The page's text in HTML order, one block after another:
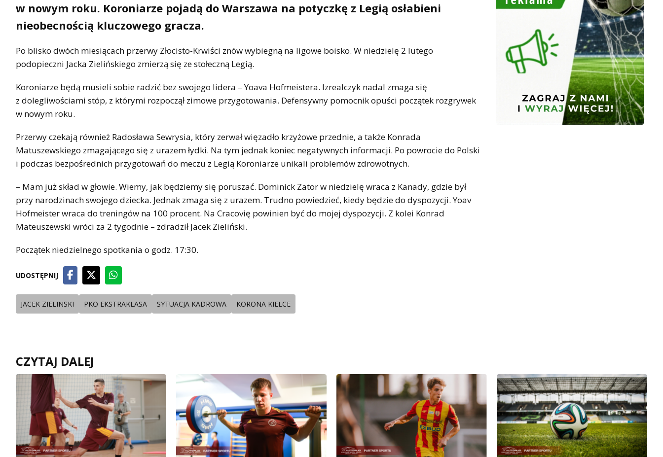
w nowym roku. Koroniarze pojadą do Warszawa na potyczkę z Legią osłabieni
nieobecnością kluczowego gracza.
Po blisko dwóch miesiącach przerwy Złocisto-Krwiści znów wybiegną na ligowe boisko. W niedzielę 2 lutego
podopieczni Jacka Zielińskiego zmierzą się ze stołeczną Legią.
Koroniarze będą musieli sobie radzić bez swojego lidera – Yoava Hofmeistera. Izrealczyk nadal zmaga się
z dolegliwościami stóp, z którymi rozpoczął zimowe przygotowania. Defensywny pomocnik opuści początek rozgrywek
w nowym roku.
Przerwy czekają również Radosława Sewrysia, który zerwał więzadło krzyżowe przednie, a także Konrada
Matuszewskiego zmagającego się z urazem łydki. Na tym jednak koniec negatywnych informacji. Po powrocie do Polski
i podczas bezpośrednich przygotowań do meczu z Legią Koroniarze unikali problemów zdrowotnych.
– Mam już skład w głowie. Wiemy, jak będziemy się poruszać. Dominick Zator w niedzielę wraca z Kanady, gdzie był
przy narodzinach swojego dziecka. Jednak zmaga się z urazem. Trudno powiedzieć, kiedy będzie do dyspozycji. Yoav
Hofmeister wraca do treningów na 100 procent. Na Cracovię powinien być do mojej dyspozycji. Z kolei Konrad
Mateuszewski wróci za 2 tygodnie – zdradził Jacek Zieliński.
Początek niedzielnego spotkania o godz. 17:30.
UDOSTĘPNIJ
JACEK ZIELINSKI PKO EKSTRAKLASA SYTUACJA KADROWA KORONA KIELCE
CZYTAJ DALEJ